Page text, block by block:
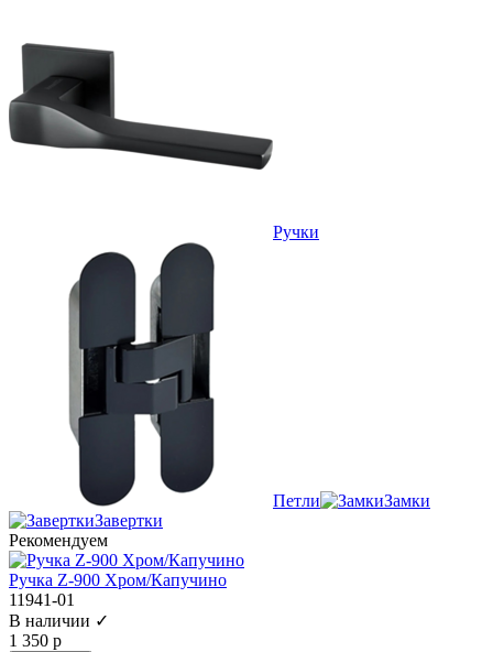
Ручки
Петли
Замки
Завертки
Рекомендуем
Ручка Z-900 Хром/Капучино
11941-01
В наличии ✓
1 350 р